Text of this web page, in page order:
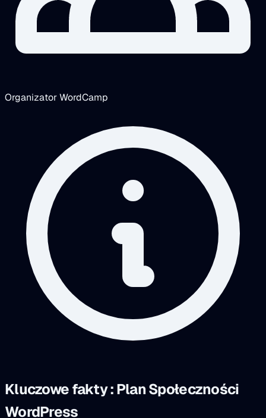
Organizator WordCamp
Kluczowe fakty : Plan Społeczności
WordPress